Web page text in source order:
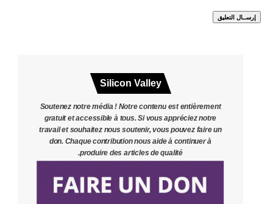
Silicon Valley
Soutenez notre média ! Notre contenu est entièrement
gratuit et accessible à tous. Si vous appréciez notre
travail et souhaitez nous soutenir, vous pouvez faire un
don. Chaque contribution nous aide à continuer à
produire des articles de qualité.